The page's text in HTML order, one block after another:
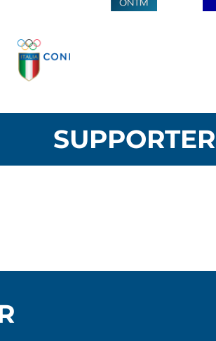
SUPPORTER